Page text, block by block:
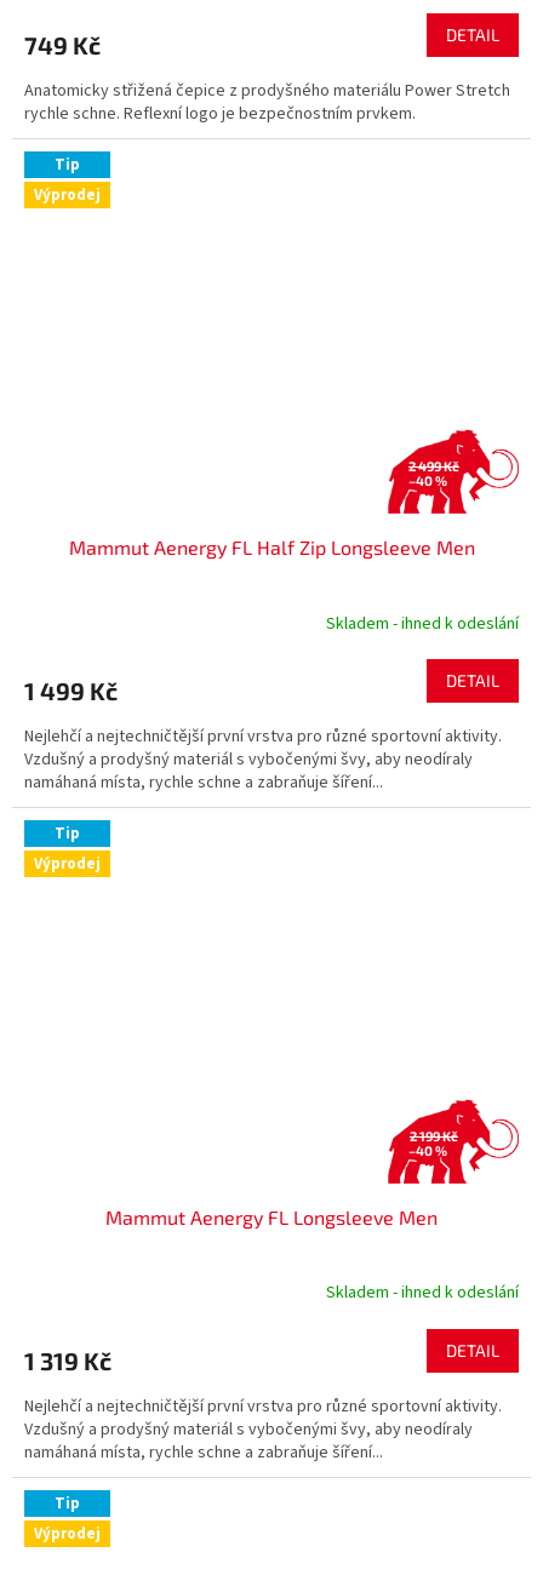
749 Kč DETAIL
Anatomicky střižená čepice z prodyšného materiálu Power Stretch
rychle schne. Reflexní logo je bezpečnostním prvkem.
Tip
Výprodej
2 499 Kč
–40 %
Mammut Aenergy FL Half Zip Longsleeve Men
Skladem - ihned k odeslání
1 499 Kč DETAIL
Nejlehčí a nejtechničtější první vrstva pro různé sportovní aktivity.
Vzdušný a prodyšný materiál s vybočenými švy, aby neodíraly
namáhaná místa, rychle schne a zabraňuje šíření...
Tip
Výprodej
2 199 Kč
–40 %
Mammut Aenergy FL Longsleeve Men
Skladem - ihned k odeslání
1 319 Kč DETAIL
Nejlehčí a nejtechničtější první vrstva pro různé sportovní aktivity.
Vzdušný a prodyšný materiál s vybočenými švy, aby neodíraly
namáhaná místa, rychle schne a zabraňuje šíření...
Tip
Výprodej